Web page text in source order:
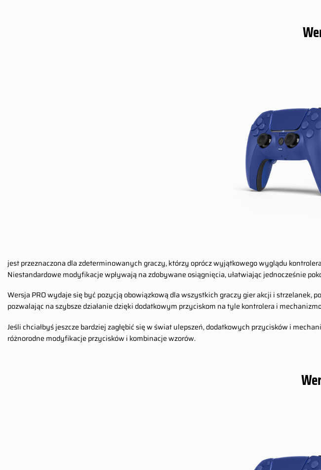
jest przeznaczona dla zdeterminowanych graczy, którzy oprócz wyjątkowego wyglądu
Niestandardowe modyfikacje wpływają na zdobywane osiągnięcia, ułatwiając jednocześnie
Wersja PRO wydaje się być pozycją obowiązkową dla wszystkich graczy gier akcji i
pozwalając na szybsze działanie dzięki dodatkowym przyciskom na tyle kontrolera i
Jeśli chciałbyś jeszcze bardziej zagłębić się w świat ulepszeń, dodatkowych przycisków i
różnorodne modyfikacje przycisków i kombinacje wzorów.